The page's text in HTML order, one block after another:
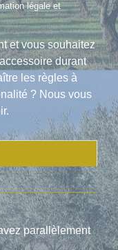
légale et
et vous souhaitez
durant
les règles à
? Nous vous
parallèlement